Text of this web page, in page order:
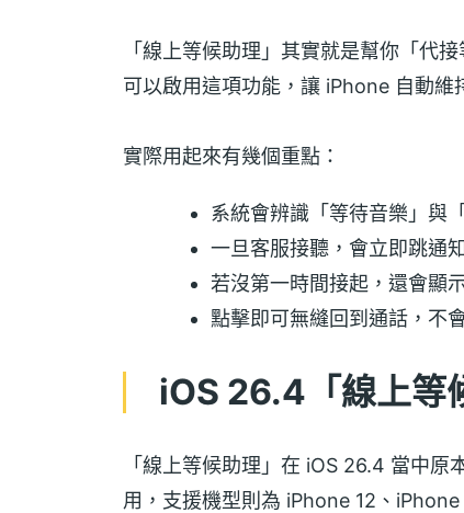
「線上等候助理」其實就是幫你「代
可以啟用這項功能，讓 iPhone 自動維
實際用起來有幾個重點：
系統會辨識「等待音樂」與
一旦客服接聽，會立即跳通
若沒第一時間接起，還會顯
點擊即可無縫回到通話，不
iOS 26.4「線上等
「線上等候助理」在 iOS 26.4 當中
用，支援機型則為 iPhone 12、